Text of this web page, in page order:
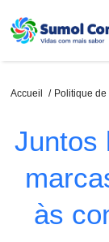
au
Fil
Accueil Politique
Juntos
às